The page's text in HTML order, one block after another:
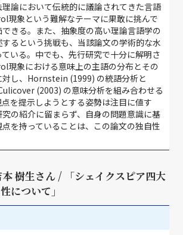
論において伝統的に議論されてきた言語
現象という難解なテーマに果敢に挑んで
きる。また、抽象度の高い理論言語学の
るという挑戦も、当該論文の学術的な水
いる。中でも、先行研究で十分に解明さ
現象における意味上の主語の分布とその
対し、Hornstein (1999) の統語分析と
(2003) の意味分析を組み合わせる
を提示しようとする姿勢は注目に値す
の紹介に留まらず、自身の問題意識に基
を持っていることは、この論文の独自性
樹生さん / 「シェイクスピア四大
について」